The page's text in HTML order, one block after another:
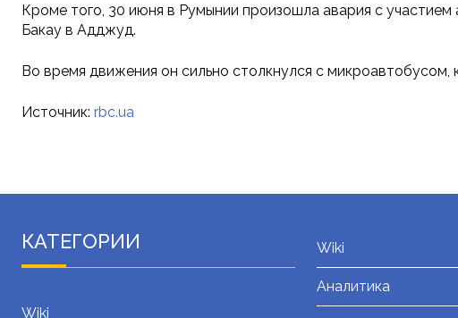
Кроме того, 30 июня в Румынии произошла авария с участием
Бакау в Адджуд.
Во время движения он сильно столкнулся с микроавтобусом,
Источник: rbc.ua
КАТЕГОРИИ
Wiki
Wiki
Аналитика